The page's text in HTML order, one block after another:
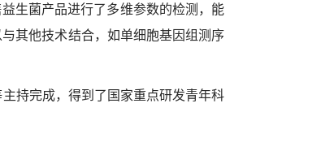
益生菌产品进行了多维参数的检测，能
其他技术结合，如单细胞基因组测序
持完成，得到了国家重点研发青年科